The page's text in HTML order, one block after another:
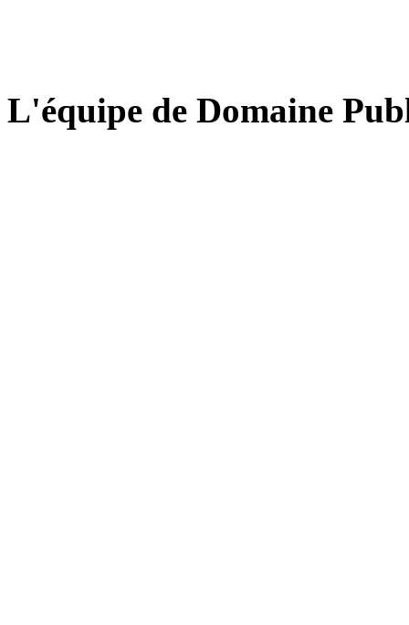
L'équipe de Domaine